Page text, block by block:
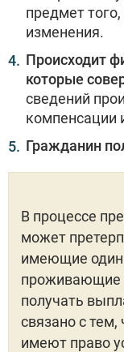
предмет
изменения.
Происходит
которые
сведений
компенсации
Гражданин
В процессе
может
имеющие
проживающие
получать
связано с тем,
имеют право